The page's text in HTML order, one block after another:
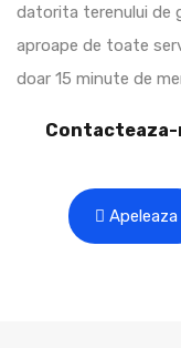
datorita terenului de
aproape de toate
doar 15 minute de
Apeleaza